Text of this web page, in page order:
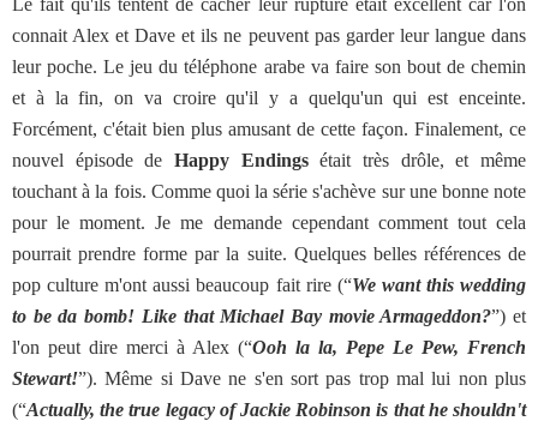
Le fait qu'ils tentent de cacher leur rupture était excellent car l'on
connait Alex et Dave et ils ne peuvent pas garder leur langue dans
leur poche. Le jeu du téléphone arabe va faire son bout de chemin
et à la fin, on va croire qu'il y a quelqu'un qui est enceinte.
Forcément, c'était bien plus amusant de cette façon. Finalement, ce
nouvel épisode de Happy Endingsétait très drôle, et même
touchant à la fois. Comme quoi la série s'achève sur une bonne note
pour le moment. Je me demande cependant comment tout cela
pourrait prendre forme par la suite. Quelques belles références de
pop culture m'ont aussi beaucoup fait rire (“We want this wedding
to be da bomb! Like that Michael Bay movie Armageddon?”) et
l'on peut dire merci à Alex (“Ooh la la, Pepe Le Pew, French
Stewart!”). Même si Dave ne s'en sort pas trop mal lui non plus
(“Actually, the true legacy of Jackie Robinson is that he shouldn't